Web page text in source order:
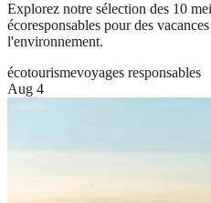
Explorez notre sélection des 10
écoresponsables pour des
l'environnement.
écotourismevoyages responsables
Aug 4